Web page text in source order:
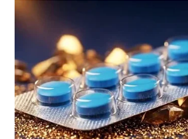
KARAWANG
WN
BEKASI
WN
BOGOR